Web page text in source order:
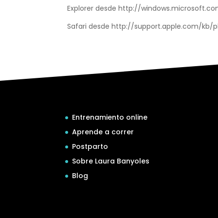
Explorer desde http://
Safari desde http://support.apple.com/kb/
Entrenamiento online
Aprende a correr
Postparto
Sobre Laura Banyoles
Blog